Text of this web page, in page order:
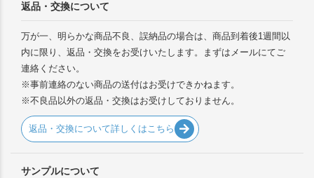
返品・交換について
万が一、明らかな商品不良、誤納品の場合は、商品到着後1週間以
内に限り、返品・交換をお受けいたします。まずはメールにてご
連絡ください。
※事前連絡のない商品の送付はお受けできかねます。
※不良品以外の返品・交換はお受けしておりません。
返品・交換について詳しくはこちら
サンプルについて